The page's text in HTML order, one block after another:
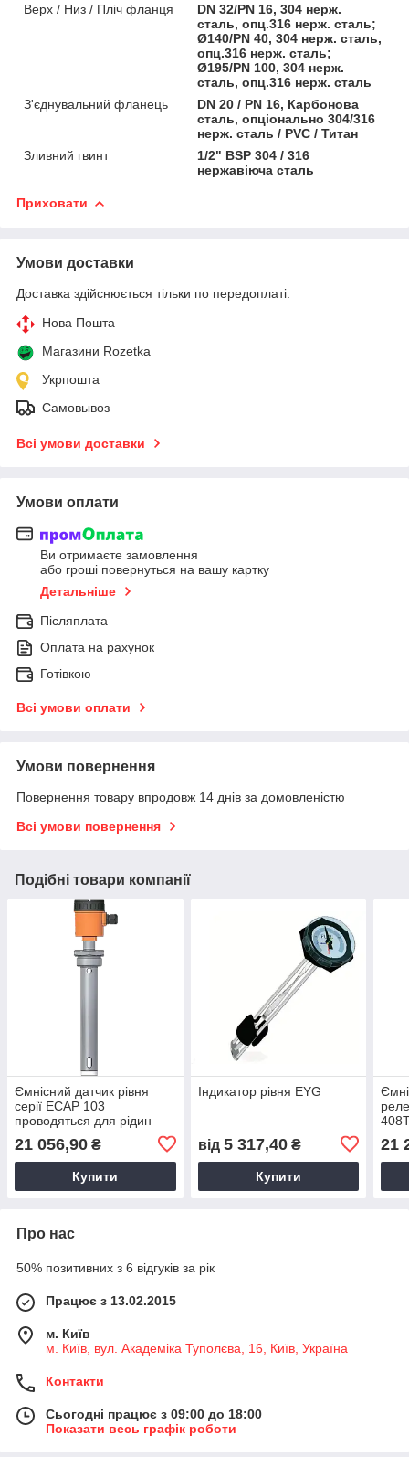
Верх / Низ / Пліч фланця
DN 32/PN 16, 304 нерж.
сталь, опц.316 нерж. сталь;
Ø140/PN 40, 304 нерж. сталь,
опц.316 нерж. сталь;
Ø195/PN 100, 304 нерж.
сталь, опц.316 нерж. сталь
З'єднувальний фланець
DN 20 / PN 16, Карбонова
сталь, опціонально 304/316
нерж. сталь / PVC / Титан
Зливний гвинт
1/2" BSP 304 / 316
нержавіюча сталь
Приховати
Умови доставки
Доставка здійснюється тільки по передоплаті.
Нова Пошта
Магазини Rozetka
Укрпошта
Самовывоз
Всі умови доставки
Умови оплати
Ви отримаєте замовлення
або гроші повернуться на вашу картку
Детальніше
Післяплата
Оплата на рахунок
Готівкою
Всі умови оплати
Умови повернення
Повернення товару впродовж 14 днів за домовленістю
Всі умови повернення
Подібні товари компанії
Ємнісний датчик рівня
серії ECAP 103
проводяться для рідин
21 056,90 ₴
Купити
Індикатор рівня EYG
від 5 317,40₴
Купити
21
Про нас
50% позитивних з 6 відгуків за рік
Працює з 13.02.2015
м. Київ
м. Київ, вул. Академіка Туполєва, 16, Київ, Україна
Контакти
Сьогодні працює з 09:00 до 18:00
Показати весь графік роботи